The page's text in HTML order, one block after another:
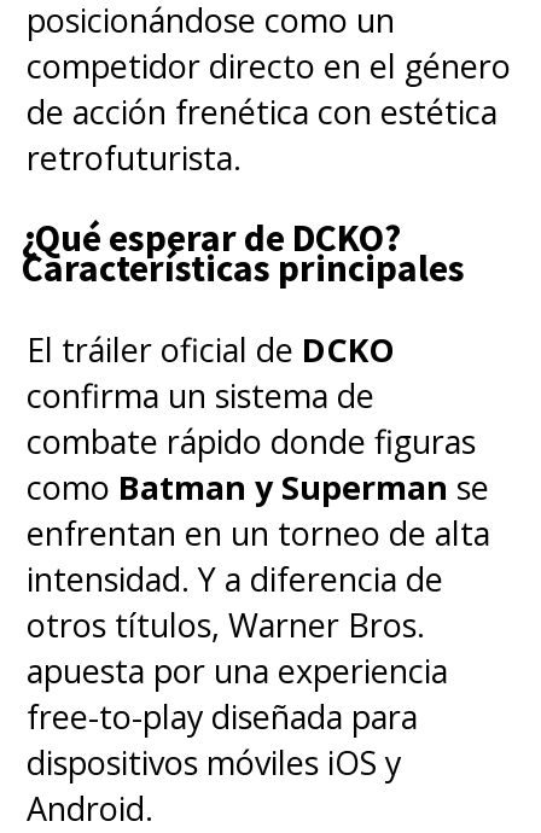
posicionándose como un
competidor directo en el género
de acción frenética con estética
retrofuturista.
¿Qué esperar de DCKO?
Características principales
El tráiler oficial de DCKO
confirma un sistema de
combate rápido donde figuras
como Batman y Superman se
enfrentan en un torneo de alta
intensidad. Y a diferencia de
otros títulos, Warner Bros.
apuesta por una experiencia
free-to-play diseñada para
dispositivos móviles iOS y
Android.